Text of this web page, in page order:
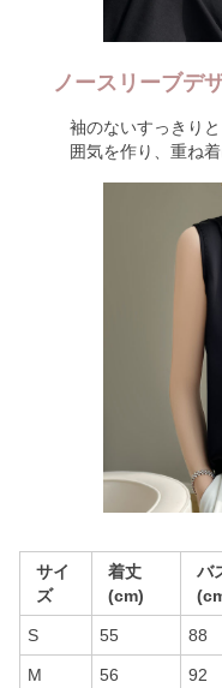
ノースリーブデ
袖のないすっきり
囲気を作り、重ね
サイ
ズ
着丈
(cm)
バ
S 55 88
M 56 92